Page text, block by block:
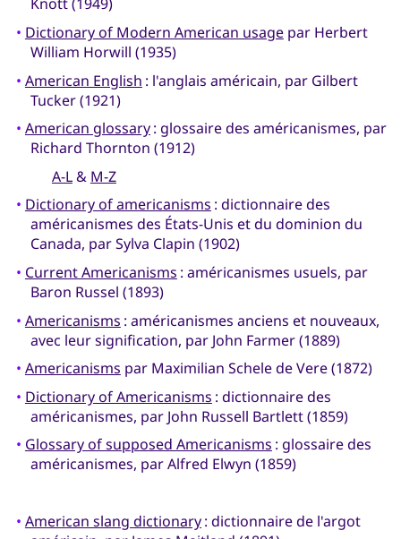
• Dictionary of Modern American usagepar Herbert
William Horwill (1935)
• American English : l'anglais américain, par Gilbert
Tucker (1921)
• American glossary: glossaire des américanismes, par
Richard Thornton (1912)
A-L& M-Z
• Dictionary of americanisms : dictionnaire des
américanismes des États-Unis et du dominion du
Canada, par Sylva Clapin (1902)
• Current Americanisms : américanismes usuels, par
Baron Russel (1893)
• Americanisms : américanismes anciens et nouveaux,
avec leur signification, par John Farmer (1889)
• Americanisms par Maximilian Schele de Vere (1872)
• Dictionary of Americanisms : dictionnaire des
américanismes, par John Russell Bartlett (1859)
• Glossary of supposed Americanisms : glossaire des
américanismes, par Alfred Elwyn (1859)
• American slang dictionary: dictionnaire de l'argot